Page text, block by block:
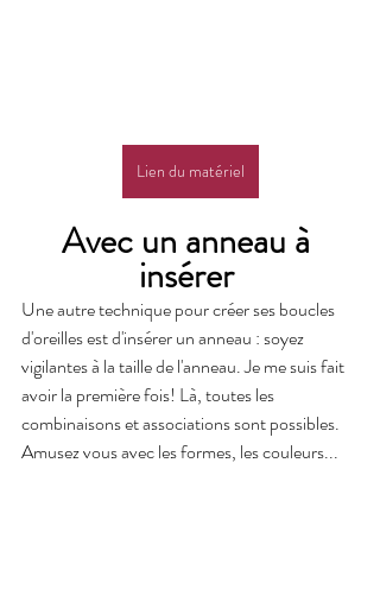
Lien du matériel
Avec un anneau à
insérer
Une autre technique pour créer ses boucles
d'oreilles est d'insérer un anneau : soyez
vigilantes à la taille de l'anneau. Je me suis fait
avoir la première fois! Là, toutes les
combinaisons et associations sont possibles.
Amusez vous avec les formes, les couleurs...